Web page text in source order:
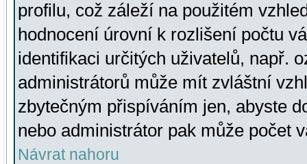
profilu, což záleží na použitém
hodnocení úrovní k rozlišení počtu
identifikaci určitých uživatelů, např.
administrátorů může mít zvláštní
zbytečným přispíváním jen, abyste
nebo administrátor pak může počet
Návrat nahoru